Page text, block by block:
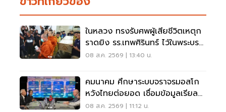
ในหลวง ทรงรับศพผู้เสียชีวิตเหตุก
ราดยิง รร.เทพศิรินทร์ ไว้ในพระบรม
ราชานุเคราะห์
08 ส.ค. 2569 | 13:40 น.
คมนาคม ศึกษาระบบจราจรมอสโก
หวังไทยต่อยอด เชื่อมข้อมูลเรียล
ไทม์ แก้รถติด
08 ส.ค. 2569 | 11:12 น.